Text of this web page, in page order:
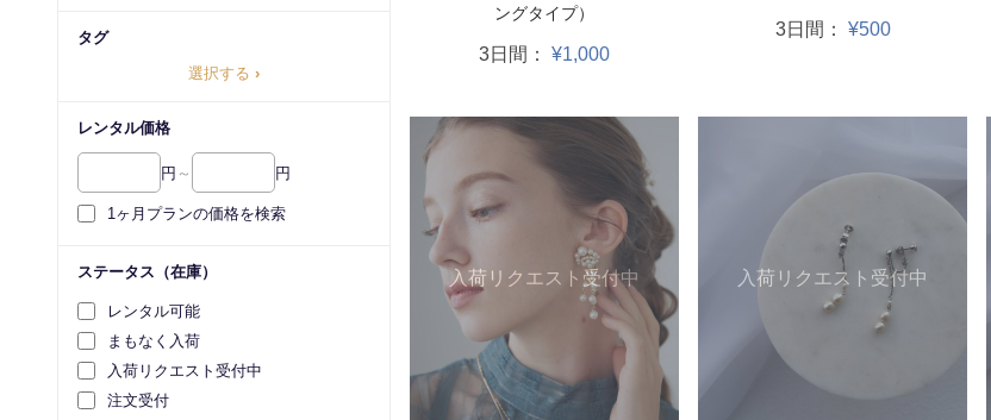
タグ
選択する ›
レンタル価格
円 ～ 円
1ヶ月プランの価格を検索
ステータス（在庫）
レンタル可能
まもなく入荷
入荷リクエスト受付中
注文受付
ングタイプ）
3日間： ¥1,000
3日間： ¥500
入荷リクエスト受付中 入荷リクエスト受付中